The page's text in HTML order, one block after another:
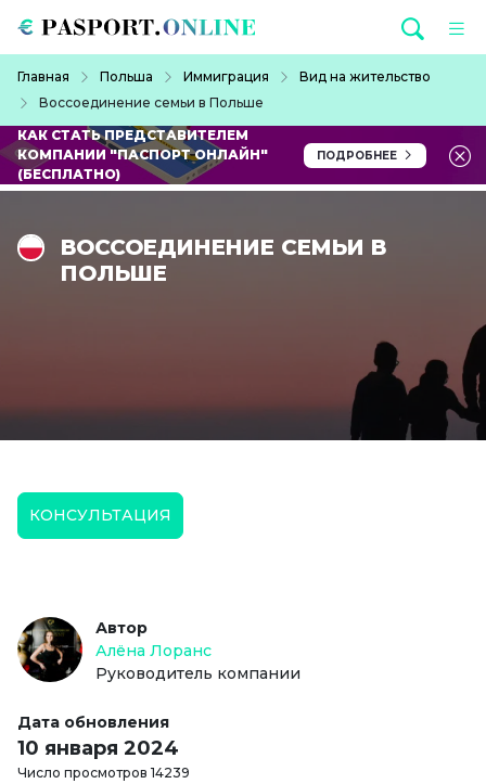
Главная Польша Иммиграция
Вид на жительство
Воссоединение семьи в Польше
КАК СТАТЬ ПРЕДСТАВИТЕЛЕМ
КОМПАНИИ "ПАСПОРТ ОНЛАЙН"
(БЕСПЛАТНО)
ПОДРОБНЕЕ
ВОССОЕДИНЕНИЕ СЕМЬИ В
ПОЛЬШЕ
КОНСУЛЬТАЦИЯ
Автор
Алёна Лоранс
Руководитель компании
Дата обновления
10 января 2024
Число просмотров 14239